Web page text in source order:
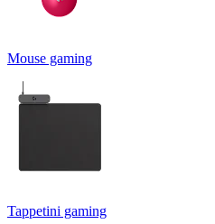
Mouse gaming
Tappetini gaming